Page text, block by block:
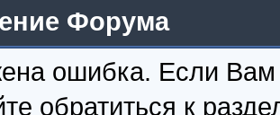
Форума
ошибка. Если
обратиться к